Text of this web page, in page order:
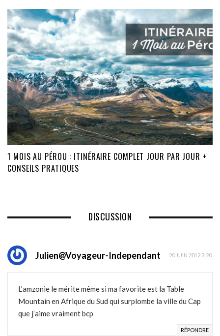
1 MOIS AU PÉROU : ITINÉRAIRE COMPLET JOUR PAR JOUR +
CONSEILS PRATIQUES
DISCUSSION
Julien@Voyageur-Independant 20 JUIN 2012 3:20
L’amzonie le mérite même si ma favorite est la Table
Mountain en Afrique du Sud qui surplombe la ville du Cap
que j’aime vraiment bcp
RÉPONDRE